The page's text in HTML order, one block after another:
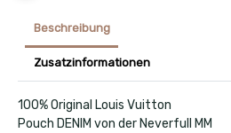
Beschreibung
Zusatzinformationen
100% Original Louis Vuitton
Pouch DENIM von der Neverfull MM